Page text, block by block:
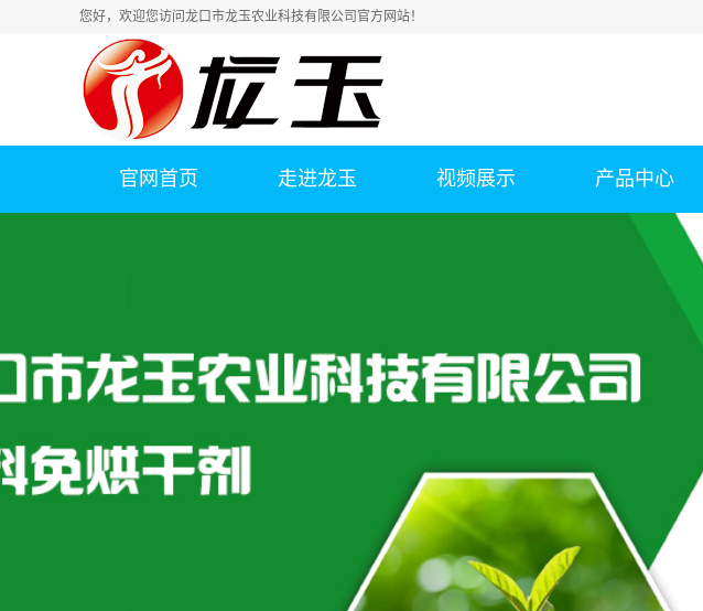
您好，欢迎您访问龙口市龙玉农业科技有限公司官方网站！
官网首页 走进龙玉 视频展示 产品中心
广西成品肥
广西原材料
广西肥料免烘干剂